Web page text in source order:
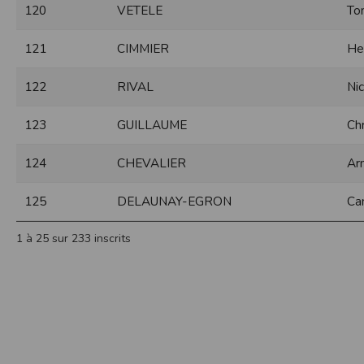
120 VETELE
121 CIMMIER
122 RIVAL
123 GUILLAUME
124 CHEVALIER
125 DELAUNAY-EGRON
1 à 25 sur 233 inscrits
Sécurisation des données
Toutes les communications entre votre
sécurisation des mots de passe. Enfin, les
Paramétrer votre navigateur
Vous pouvez à tout moment choisir de
encore la perte de vos préférences sur
Internet Explorer